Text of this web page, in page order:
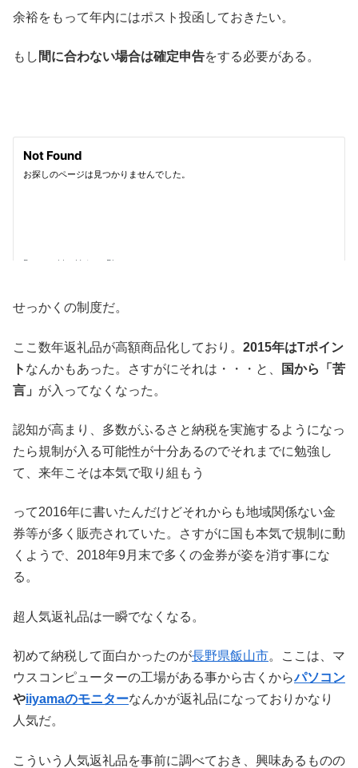
余裕をもって年内にはポスト投函しておきたい。
もし 間に合わない場合は確定申告をする必要がある。
せっかくの制度だ。
ここ数年返礼品が高額商品化しており。 2015年はTポイン
ト なんかもあった。さすがにそれは・・・と、
国から「苦
言」 が入ってなくなった。
認知が高まり、多数がふるさと納税を実施するようになっ
たら規制が入る可能性が十分あるのでそれまでに勉強し
て、来年こそは本気で取り組もう
って2016年に書いたんだけどそれからも地域関係ない金
券等が多く販売されていた。さすがに国も本気で規制に動
くようで、2018年9月末で多くの金券が姿を消す事にな
る。
超人気返礼品は一瞬でなくなる。
初めて納税して面白かったのが長野県飯山市。ここは、マ
ウスコンピューターの工場がある事から古くからパソコン
やiiyamaのモニターなんかが返礼品になっておりかなり
人気だ。
こういう人気返礼品を事前に調べておき、興味あるものの